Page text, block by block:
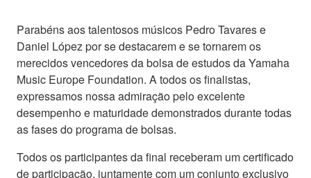
Parabéns aos talentosos músicos Pedro Tavares e
Daniel López por se destacarem e se tornarem os
merecidos vencedores da bolsa de estudos da Yamaha
Music Europe Foundation. A todos os finalistas,
expressamos nossa admiração pelo excelente
desempenho e maturidade demonstrados durante todas
as fases do programa de bolsas.
Todos os participantes da final receberam um certificado
de participação, juntamente com um conjunto exclusivo